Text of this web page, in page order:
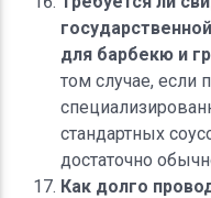
для барбекю и
том случае, если
стандартных
достаточно
Как долго